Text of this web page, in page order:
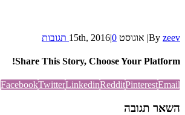
By zeev
| אוגוסט 15th, 2016 |0 תגובות
Share This Story, Choose Your Platform!
FacebookTwitterLinkedinRedditPinterestEmail
השאר תגובה